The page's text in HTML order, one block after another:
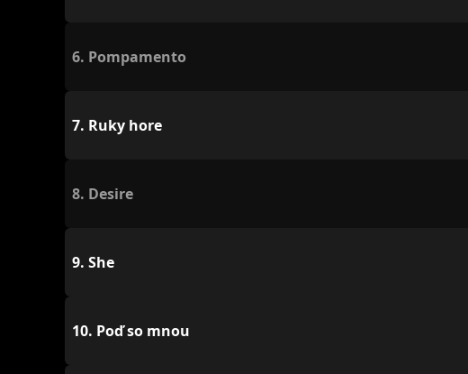
6. Pompamento
7. Ruky hore
8. Desire
9. She
10. Poď so mnou